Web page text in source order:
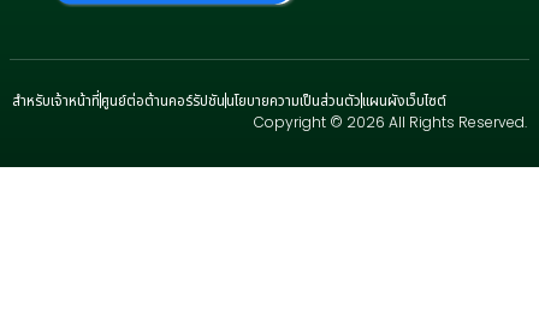
สำหรับเจ้าหน้าที่ศูนย์ต่อต้านคอร์รัปชันนโยบายความเป็นส่วนตัวแผนผังเว็บไซต์
Copyright © 2026 All Rights Reserved.